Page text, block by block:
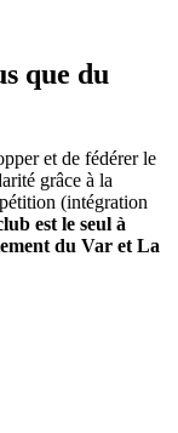
que du
et de fédérer le
grâce à la
(intégration
est le seul à
du Var et La